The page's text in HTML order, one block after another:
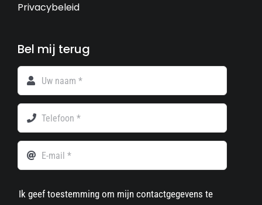
Privacybeleid
Bel mij terug
Ik geef toestemming om mijn contactgegevens te